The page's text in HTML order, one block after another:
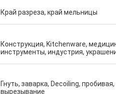
Край разреза, край мельницы
Конструкция, Kitchenware,
инструменты, индустрия,
Гнуть, заварка, Decoiling, пробивая,
вырезывание